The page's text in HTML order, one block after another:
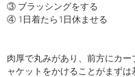
③ ブラッシングをする
④ 1日着たら1日休ませる
肉厚で丸みがあり、前方にカ
ャケットをかけることがまず